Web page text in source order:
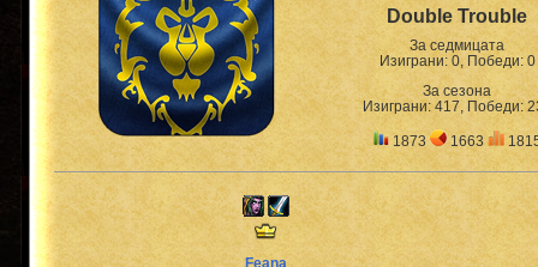
Double Trouble
За седмицата
Изиграни: 0, Победи: 0
За сезона
Изиграни: 417, Победи:
1873 1663
Feana